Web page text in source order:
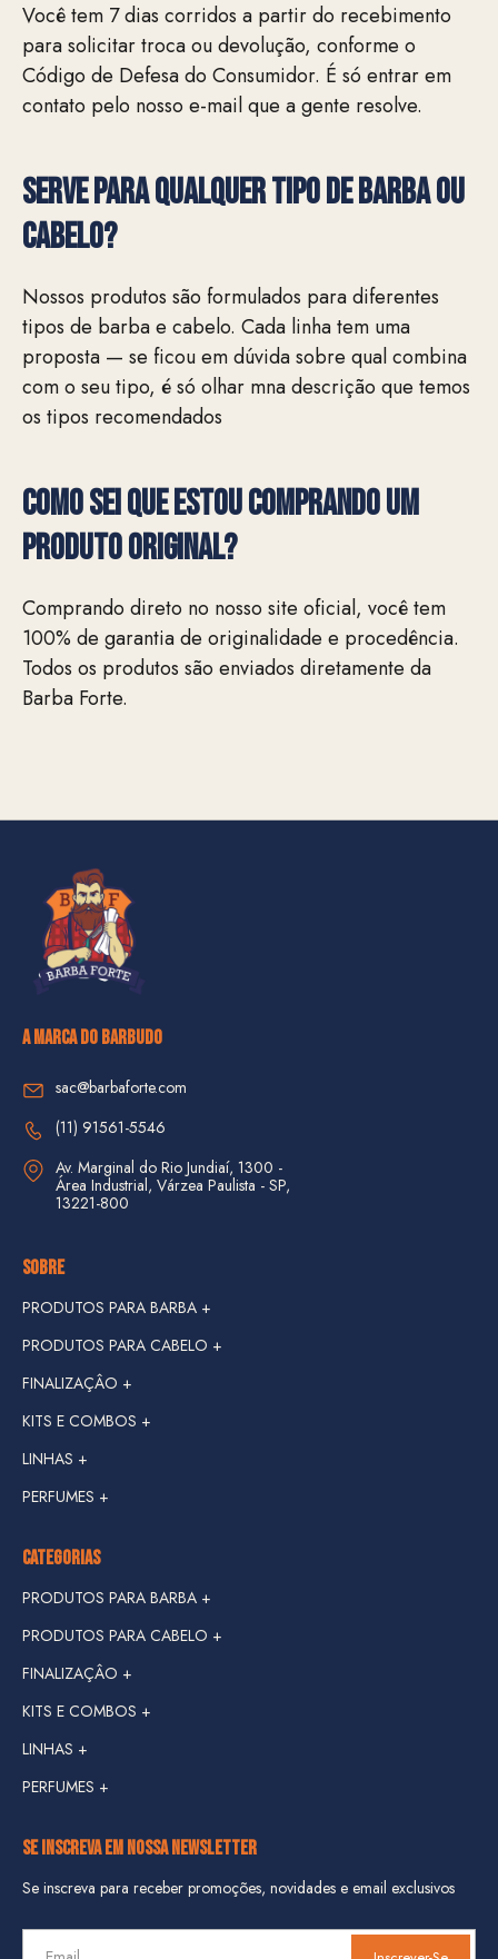
Você tem 7 dias corridos a partir do recebimento
para solicitar troca ou devolução, conforme o
Código de Defesa do Consumidor. É só entrar em
contato pelo nosso e-mail que a gente resolve.
Serve para qualquer tipo de barba ou
cabelo?
Nossos produtos são formulados para diferentes
tipos de barba e cabelo. Cada linha tem uma
proposta — se ficou em dúvida sobre qual combina
com o seu tipo, é só olhar mna descrição que temos
os tipos recomendados
Como sei que estou comprando um
produto original?
Comprando direto no nosso site oficial, você tem
100% de garantia de originalidade e procedência.
Todos os produtos são enviados diretamente da
Barba Forte.
A MARCA DO BARBUDO
sac@barbaforte.com
(11) 91561-5546
Av. Marginal do Rio Jundiaí, 1300 -
Área Industrial, Várzea Paulista - SP,
13221-800
SOBRE
PRODUTOS PARA BARBA +
PRODUTOS PARA CABELO +
FINALIZAÇÂO +
KITS E COMBOS +
KIT VIAGEM
COMBOS
LINHAS +
LINHA DANGER +
LINHA HIPSTER +
LINHA JUNGLE +
LINHA DON FORTE +
LINHA GASOLINE +
LINHA IRON JACK +
LINHA MEN CARE +
LINHA CUSTOM +
LINHA XEQUE MATE +
PERFUMES +
CATEGORIAS
PRODUTOS PARA BARBA +
PRODUTOS PARA CABELO +
FINALIZAÇÂO +
KITS E COMBOS +
KIT VIAGEM
COMBOS
LINHAS +
LINHA DANGER +
LINHA HIPSTER +
PERFUMES +
SE INSCREVA EM NOSSA NEWSLETTER
Se inscreva para receber promoções, novidades e email exclusivos